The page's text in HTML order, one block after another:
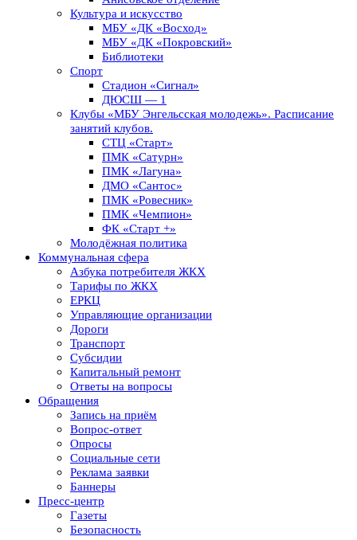
Культура и искусство
МБУ «ДК «Восход»
МБУ «ДК «Покровский»
Библиотеки
Спорт
Стадион «Сигнал»
ДЮСШ — 1
Клубы «МБУ Энгельсская молодежь». Расписание
занятий клубов.
СТЦ «Старт»
ПМК «Сатурн»
ПМК «Лагуна»
ДМО «Сантос»
ПМК «Ровесник»
ПМК «Чемпион»
ФК «Старт +»
Молодёжная политика
Коммунальная сфера
Азбука потребителя ЖКХ
Тарифы по ЖКХ
ЕРКЦ
Управляющие организации
Дороги
Транспорт
Субсидии
Капитальный ремонт
Ответы на вопросы
Обращения
Запись на приём
Вопрос-ответ
Опросы
Социальные сети
Реклама заявки
Баннеры
Пресс-центр
Газеты
Безопасность